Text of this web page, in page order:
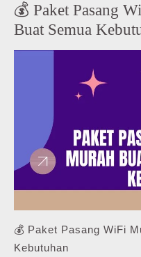
💰 Paket Pasang
Buat Semua
💰 Paket Pasang WiFi
Kebutuhan